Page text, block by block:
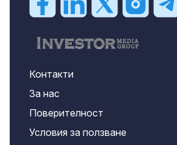
Контакти
За нас
Поверителност
Условия за ползване